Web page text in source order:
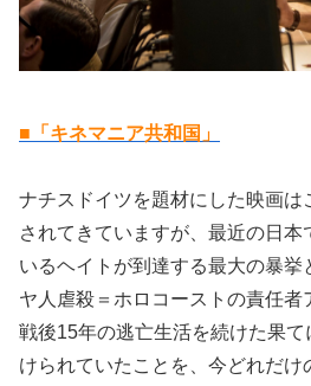
■「キネマニア共和国」
ナチスドイツを題材にした映画は
されてきていますが、最近の日本
いるヘイトが到達する最大の暴
ヤ人虐殺＝ホロコーストの責任
戦後15年の逃亡生活を続けた果
けられていたことを、今どれだけ